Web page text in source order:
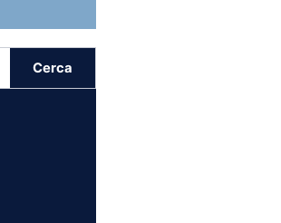
Cerca